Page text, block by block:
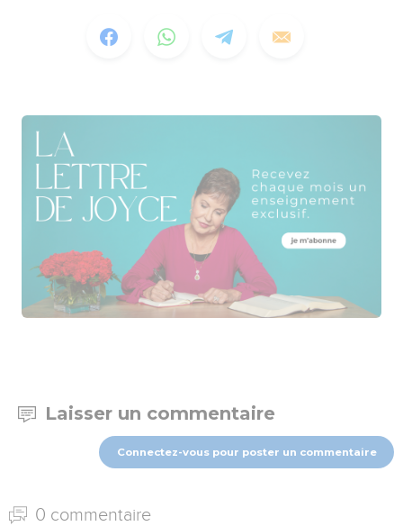
Laisser un commentaire
Connectez-vous pour poster un commentaire
0 commentaire